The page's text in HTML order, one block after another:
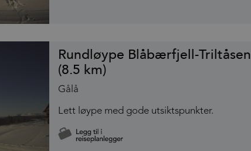
Rundløype Blåbærfjell-Triltåsen
(8.5 km)
Gålå
Lett løype med gode utsiktspunkter.